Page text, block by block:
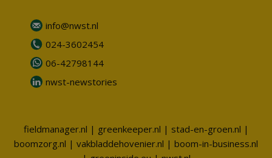
info@nwst.nl
024-3602454
06-42798144
nwst-newstories
fieldmanager.nl | greenkeeper.nl | stad-en-groen.nl |
boomzorg.nl | vakbladdehovenier.nl | boom-in-business.nl